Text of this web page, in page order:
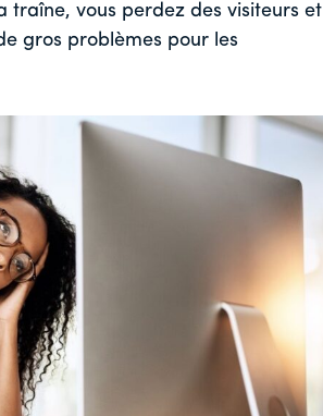
traîne, vous perdez des visiteurs et
gros problèmes pour les